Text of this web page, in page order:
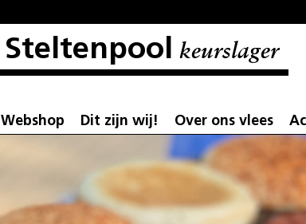
Steltenpool keurslager
Webshop Dit zijn wij! Over ons vlees